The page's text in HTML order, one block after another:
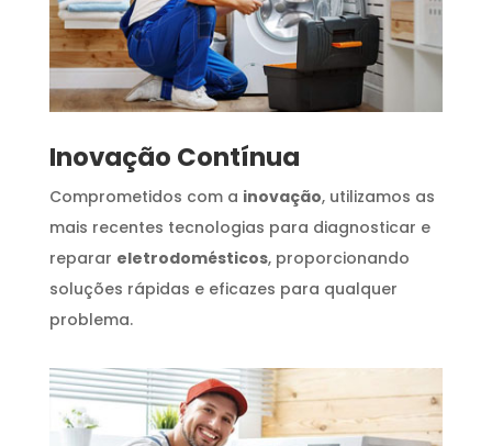
Inovação Contínua
Comprometidos com a inovação, utilizamos as
mais recentes tecnologias para diagnosticar e
reparar eletrodomésticos, proporcionando
soluções rápidas e eficazes para qualquer
problema.